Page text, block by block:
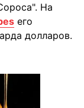
На
его
долларов.